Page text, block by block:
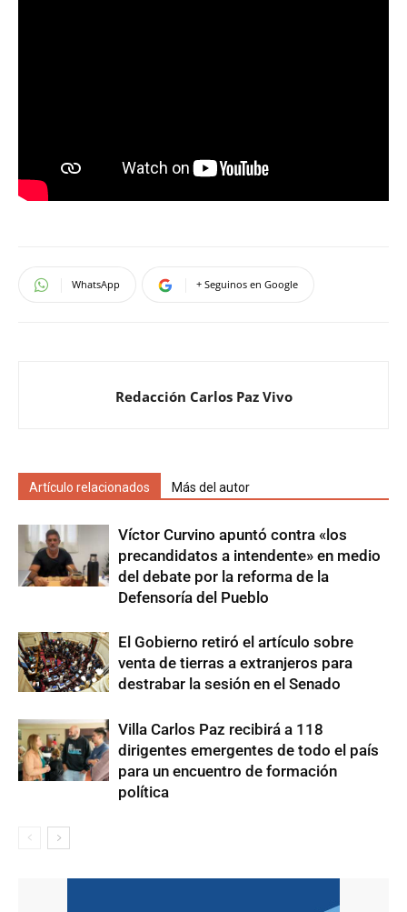
WhatsApp + Seguinos en Google
Redacción Carlos Paz Vivo
Artículo relacionados Más del autor
Víctor Curvino apuntó contra «los
precandidatos a intendente» en medio
del debate por la reforma de la
Defensoría del Pueblo
El Gobierno retiró el artículo sobre
venta de tierras a extranjeros para
destrabar la sesión en el Senado
Villa Carlos Paz recibirá a 118
dirigentes emergentes de todo el país
para un encuentro de formación
política